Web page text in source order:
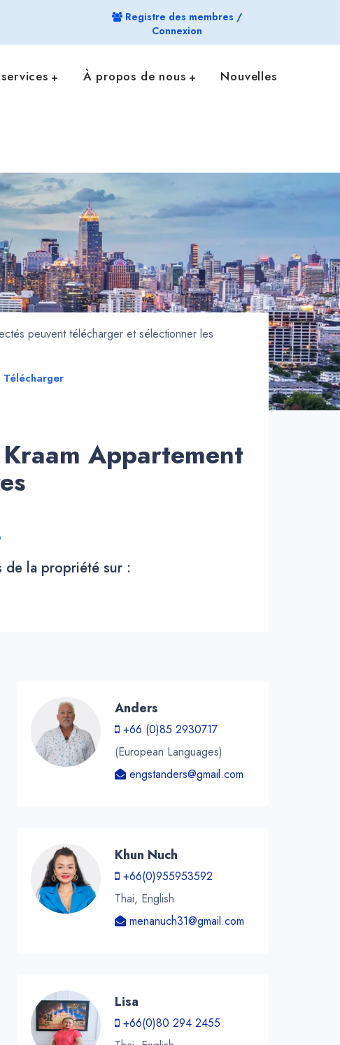
Registre des membres /
Connexion
À propos de nous Nouvelles
peuvent télécharger et sélectionner les
Télécharger
Appartement
de la propriété sur :
Anders
+66 (0)85 2930717
(European Languages)
engstanders@gmail.com
Khun Nuch
+66(0)955953592
Thai, English
menanuch31@gmail.com
Lisa
+66(0)80 294 2455